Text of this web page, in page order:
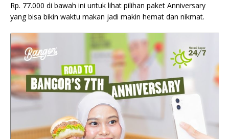
Rp. 77.000 di bawah ini untuk lihat pilihan paket Anniversary
yang bisa bikin waktu makan jadi makin hemat dan nikmat.